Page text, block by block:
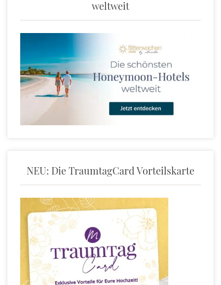
weltweit
NEU: Die TraumtagCard Vorteilskarte